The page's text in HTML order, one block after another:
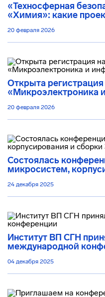
«Техносферная
«Химия»: какие
20 февраля 2026
Открыта
«Микроэлектроника
20 февраля 2026
Состоялась
микросистем,
24 декабря 2025
Институт ВП СГН
международной
04 декабря 2025